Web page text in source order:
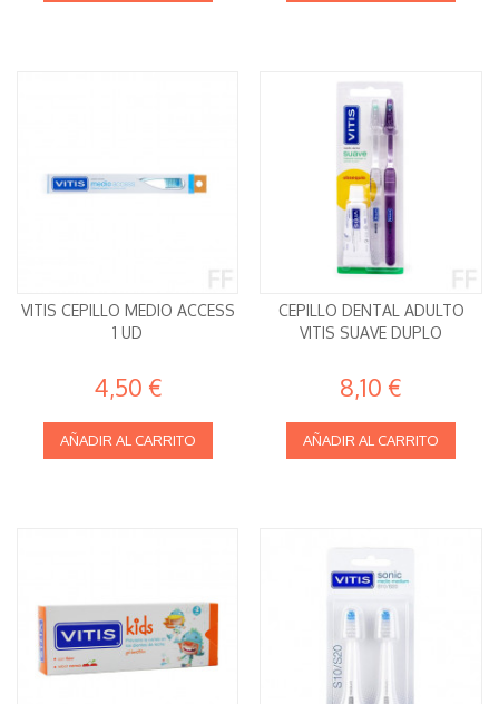
VITIS CEPILLO MEDIO ACCESS
1 UD
4,50 €
AÑADIR AL CARRITO
CEPILLO DENTAL ADULTO
VITIS SUAVE DUPLO
8,10 €
AÑADIR AL CARRITO